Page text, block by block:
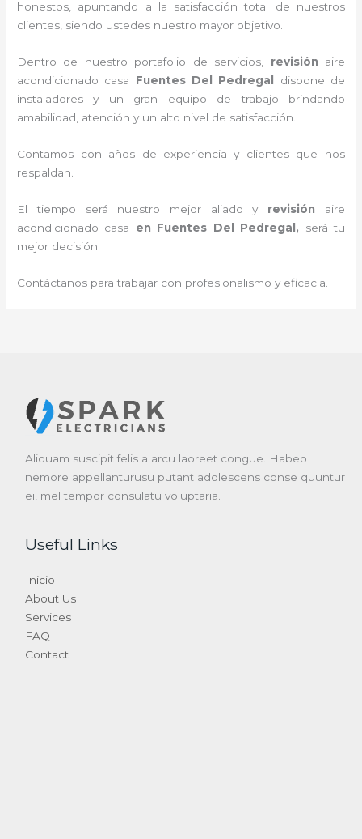
honestos, apuntando a la satisfacción total de nuestros
clientes, siendo ustedes nuestro mayor objetivo.
Dentro de nuestro portafolio de servicios, revisión aire
acondicionado casa Fuentes Del Pedregal
dispone de
instaladores y un gran equipo de trabajo brindando
amabilidad, atención y un alto nivel de satisfacción.
Contamos con años de experiencia y clientes que nos
respaldan.
El tiempo será nuestro mejor aliado y revisión aire
acondicionado casa en Fuentes Del Pedregal , será tu
mejor decisión.
Contáctanos para trabajar con profesionalismo y eficacia.
Aliquam suscipit felis a arcu laoreet congue. Habeo
nemore appellanturusu putant adolescens conse quuntur
ei, mel tempor consulatu voluptaria.
Useful Links
Inicio
About Us
Services
FAQ
Contact